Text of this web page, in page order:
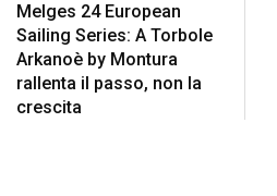
Melges 24 European
Sailing Series: A Torbole
Arkanoè by Montura
rallenta il passo, non la
crescita